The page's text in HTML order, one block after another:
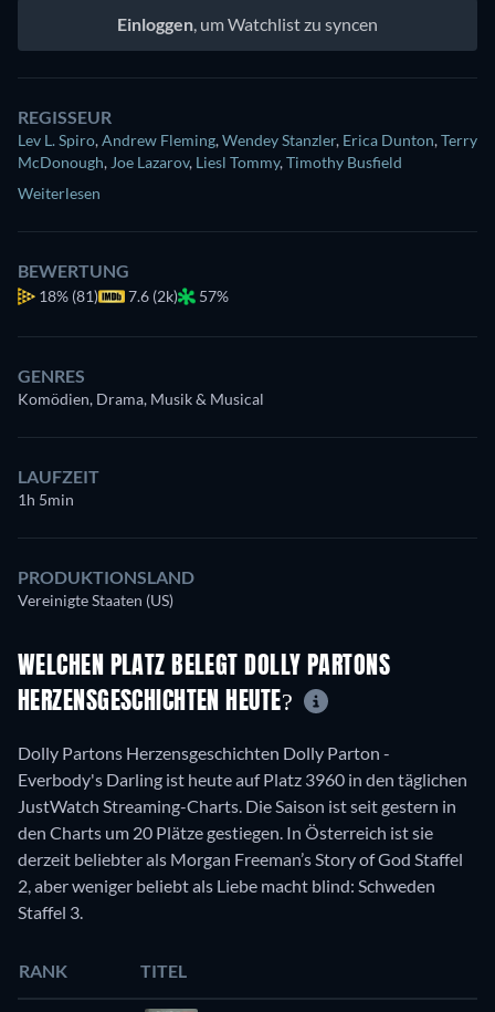
Einloggen, um Watchlist zu syncen
REGISSEUR
Lev L. Spiro,Andrew Fleming,Wendey Stanzler, Erica Dunton,Terry
McDonough, Joe Lazarov, Liesl Tommy,Timothy Busfield
Weiterlesen
BEWERTUNG
18% (81) 7.6 (2k) 57%
GENRES
Komödien, Drama, Musik & Musical
LAUFZEIT
1h 5min
PRODUKTIONSLAND
Vereinigte Staaten (US)
WELCHEN PLATZ BELEGT DOLLY PARTONS
HERZENSGESCHICHTEN HEUTE?
Dolly Partons Herzensgeschichten Dolly Parton -
Everbody's Darling ist heute auf Platz 3960 in den täglichen
JustWatch Streaming-Charts. Die Saison ist seit gestern in
den Charts um 20 Plätze gestiegen. In Österreich ist sie
derzeit beliebter als Morgan Freeman’s Story of God Staffel
2, aber weniger beliebt als Liebe macht blind: Schweden
Staffel 3.
RANK TITEL